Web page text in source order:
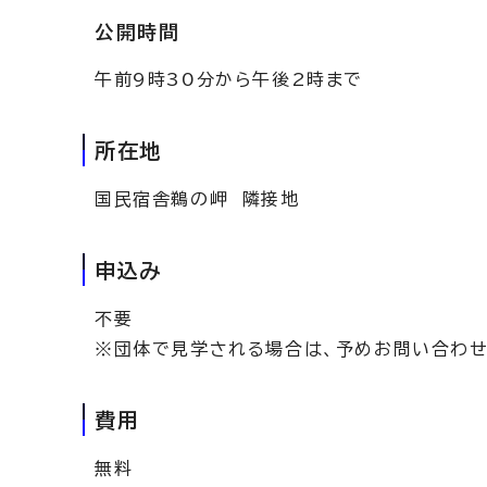
公開時間
午前9時30分から午後2時まで
所在地
国民宿舎鵜の岬 隣接地
申込み
不要
※団体で見学される場合は、予めお問い合わせ
費用
無料